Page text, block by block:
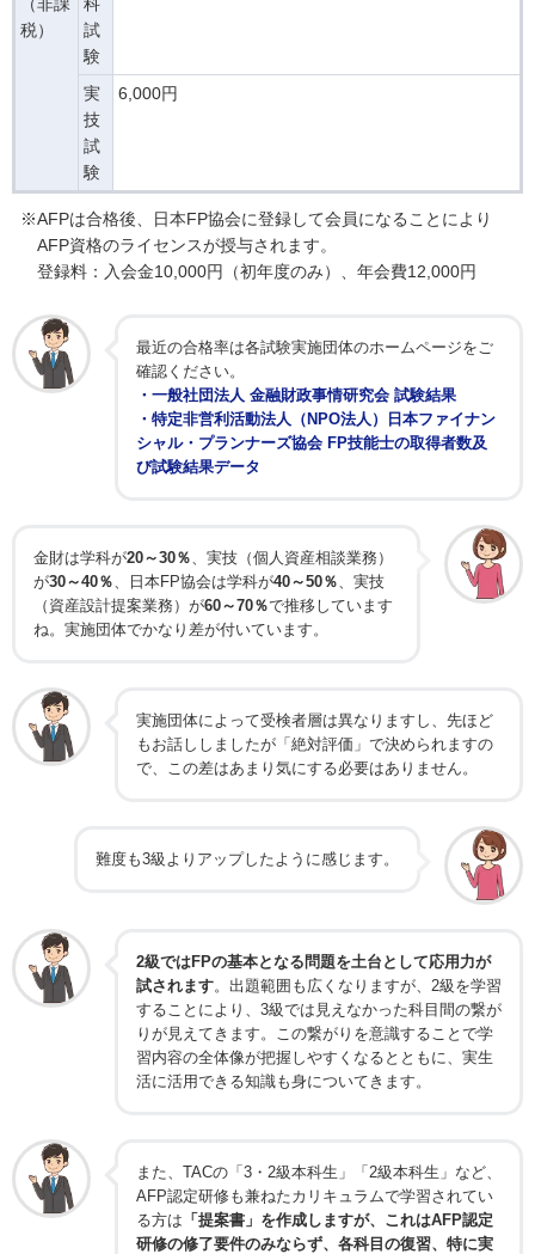
税）
試
験
実
技
試
験
6,000円
※AFPは合格後、日本FP協会に登録して会員になることにより
AFP資格のライセンスが授与されます。
登録料：入会金10,000円（初年度のみ）、年会費12,000円
最近の合格率は各試験実施団体のホームページをご
確認ください。
・一般社団法人 金融財政事情研究会 試験結果
・特定非営利活動法人（NPO法人）日本ファイナン
シャル・プランナーズ協会 FP技能士の取得者数及
び試験結果データ
金財は学科が20～30％ 、実技（個人資産相談業務）
が30～40％ 、日本FP協会は学科が40～50％ 、実技
（資産設計提案業務）が60～70％で推移しています
ね。実施団体でかなり差が付いています。
実施団体によって受検者層は異なりますし、先ほど
もお話ししましたが「絶対評価」で決められますの
で、この差はあまり気にする必要はありません。
難度も3級よりアップしたように感じます。
2級ではFPの基本となる問題を土台として応用力が
試されます。出題範囲も広くなりますが、2級を学習
することにより、3級では見えなかった科目間の繋が
りが見えてきます。この繋がりを意識することで学
習内容の全体像が把握しやすくなるとともに、実生
活に活用できる知識も身についてきます。
また、TACの「3・2級本科生」「2級本科生」など、
AFP認定研修も兼ねたカリキュラムで学習されてい
る方は 「提案書」を作成しますが、これはAFP認定
研修の修了要件のみならず、各科目の復習、特に実